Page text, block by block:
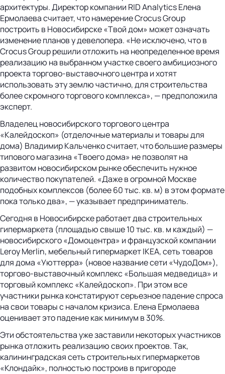
архитектуры. Директор компании RID Analytics Елена
Ермолаева считает, что намерение Crocus Group
построить в Новосибирске «Твой дом» может означать
изменение планов у девелопера. «Не исключено, что в
Crocus Group решили отложить на неопределенное время
реализацию на выбранном участке своего амбициозного
проекта торгово-выставочного центра и хотят
использовать эту землю частично, для строительства
более скромного торгового комплекса», — предположила
эксперт.
Владелец новосибирского торгового центра
«Калейдоскоп» (отделочные материалы и товары для
дома) Владимир Кальченко считает, что большие размеры
типового магазина «Твоего дома» не позволят на
развитом новосибирском рынке обеспечить нужное
количество покупателей. «Даже в огромной Москве
подобных комплексов (более 60 тыс. кв. м) в этом формате
пока только два», — указывает предприниматель.
Сегодня в Новосибирске работает два строительных
гипермаркета (площадью свыше 10 тыс. кв. м каждый) —
новосибирского «Домоцентра» и французской компании
Leroy Merlin, мебельный гипермаркет IKEA, сеть товаров
для дома «Уюттерра» (новое название сети «ЧудоДом»),
торгово-выставочный комплекс «Большая медведица» и
торговый комплекс «Калейдоскоп». При этом все
участники рынка констатируют серьезное падение спроса
на свои товары с началом кризиса. Елена Ермолаева
оценивает это падение как минимум в 30%.
Эти обстоятельства уже заставили некоторых участников
рынка отложить реализацию своих проектов. Так,
калининградская сеть строительных гипермаркетов
«Клондайк», полностью построив в пригороде